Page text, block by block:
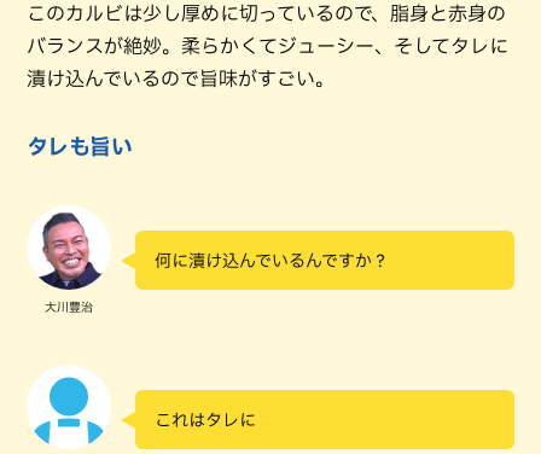
このカルビは少し厚めに切っているので、脂身と赤身の
バランスが絶妙。柔らかくてジューシー、そしてタレに
漬け込んでいるので旨味がすごい。
タレも旨い
大川豊治
何に漬け込んでいるんですか？
これはタレに